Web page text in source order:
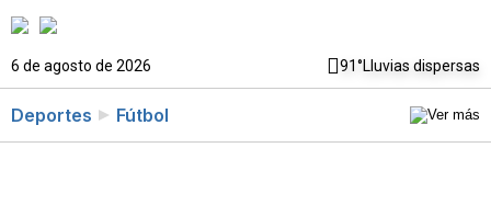
6 de agosto de 2026 91°Lluvias dispersas
Deportes Fútbol